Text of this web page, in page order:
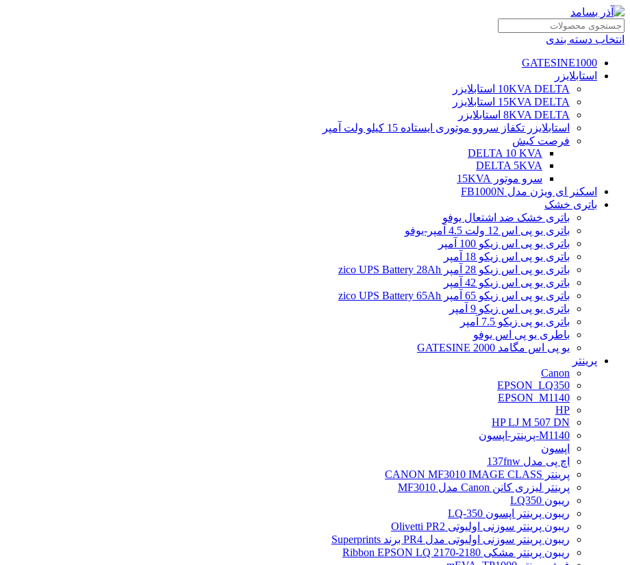
انتخاب دسته بندی
GATESINE1000
استابلایزر
10KVA DELTA استابلایزر
15KVA DELTA استابلایزر
8KVA DELTA استابلایزر
استابلایزر تکفاز سروو موتوری ایستاده 15 کیلو ولت آمپر
فرصت کیش
DELTA 10 KVA
DELTA 5KVA
سرو موتور 15KVA
اسکنر ای ویژن مدل FB1000N
باتری خشک
باتری خشک ضد اشتعال یوفو
باتری یو پی اس 12 ولت 4.5 آمپر-یوفو
باتری یو پی اس زیکو 100 آمپر
باتری یو پی اس زیکو 18 آمپر
باتری یو پی اس زیکو 28 آمپر zico UPS Battery 28Ah
باتری یو پی اس زیکو 42 آمپر
باتری یو پی اس زیکو 65 آمپر zico UPS Battery 65Ah
باتری یو پی اس زیکو 9 آمپر
باتری یو پی زیکو 7.5 آمپر
باطری یو پی اس یوفو
یو پی اس مگامد GATESINE 2000
پرینتر
Canon
EPSON_LQ350
EPSON_M1140
HP
HP LJ M 507 DN
M1140-پرینتر-اپسون
اپسون
اچ پی مدل 137fnw
پرینتر CANON MF3010 IMAGE CLASS
پرینتر لیزری کانن Canon مدل MF3010
ریبون LQ350
ریبون پرینتر اپسون LQ-350
ریبون پرینتر سوزنی اولیوتی Olivetti PR2
ریبون پرینتر سوزنی اولیوتی مدل PR4 برند Superprints
ریبون پرینتر مشکی Ribbon EPSON LQ 2170-2180